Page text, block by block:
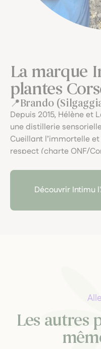
La marque
plantes
Brando
Depuis 2015, Hélène et
une distillerie
Cueillant l’immortelle
respect (charte ONF/
solvants, dans une
plus proche de la
Découvrir Intimu
Les autres